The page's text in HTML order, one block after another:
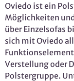
Oviedo ist ein
Möglichkeiten
über Einzelsofas
sich mit Oviedo
Verstellung oder
Polstergruppe.